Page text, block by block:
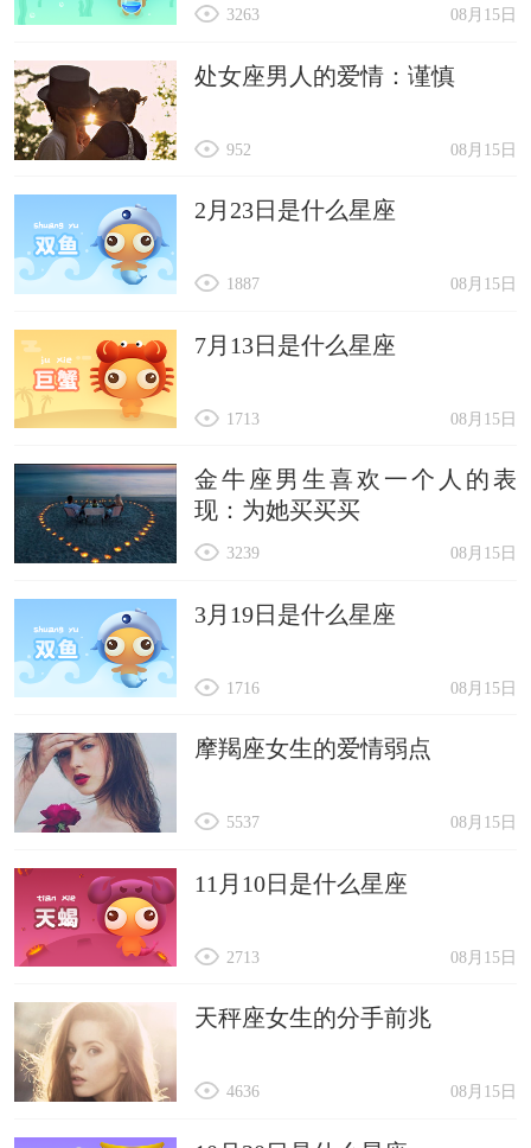
08月15日
3263
处女座男人的爱情：谨慎
08月15日
952
2月23日是什么星座
08月15日
1887
7月13日是什么星座
08月15日
1713
金牛座男生喜欢一个人的表
现：为她买买买
08月15日
3239
3月19日是什么星座
08月15日
1716
摩羯座女生的爱情弱点
08月15日
5537
11月10日是什么星座
08月15日
2713
天秤座女生的分手前兆
08月15日
4636